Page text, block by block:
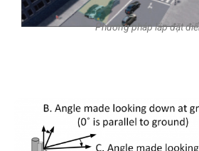
Phương pháp lắp đặt